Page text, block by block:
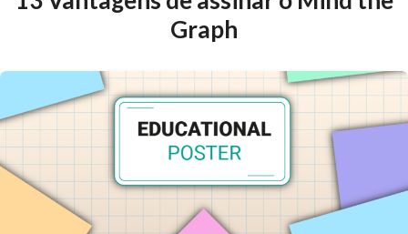
Graph